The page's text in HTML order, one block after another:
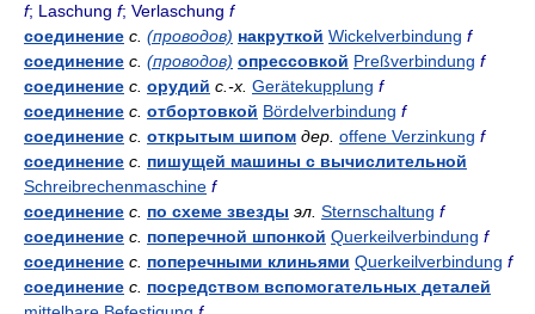
f; Laschung f; Verlaschung f
соединение с. (проводов) накруткой Wickelverbindung f
соединение с. (проводов) опрессовкой Preßverbindung f
соединение с. орудий с.-х. Gerätekupplung f
соединение с. отбортовкой Bördelverbindung f
соединение с. открытым шипом дер. offene Verzinkung f
соединение с. пишущей машины с вычислительной
Schreibrechenmaschine f
соединение с. по схеме звезды эл. Sternschaltung f
соединение с. поперечной шпонкой Querkeilverbindung f
соединение с. поперечными клиньями Querkeilverbindung f
соединение с. посредством вспомогательных деталей